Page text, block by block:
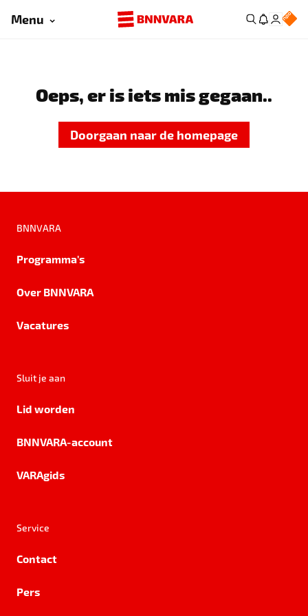
Menu
Oeps, er is iets mis gegaan..
Doorgaan naar de homepage
BNNVARA
Programma's
Over BNNVARA
Vacatures
Sluit je aan
Lid worden
BNNVARA-account
VARAgids
Service
Contact
Pers